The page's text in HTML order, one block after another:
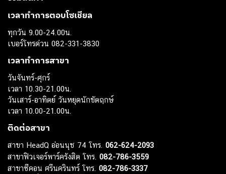
เวลาทำการตอบโซเชียล
ทุกวัน 9.00-24.00น.
เบอร์โทรด่วน 082-331-3830
เวลาทำการสาขา
วันจันทร์-ศุกร์
เวลา 10.30-21.00น.
วันเสาร์-อาทิตย์ วันหยุดนักขัตฤกษ์
เวลา 10.00-21.00น.
ติดต่อสาขา
สาขา HeadQ อ่อนนุช 74 โทร. 062-624-2093
สาขาฟิวเจอร์พาร์ครังสิต โทร. 082-786-3559
สาขาซีคอน ศรีนครินทร์ โทร. 082-786-3337